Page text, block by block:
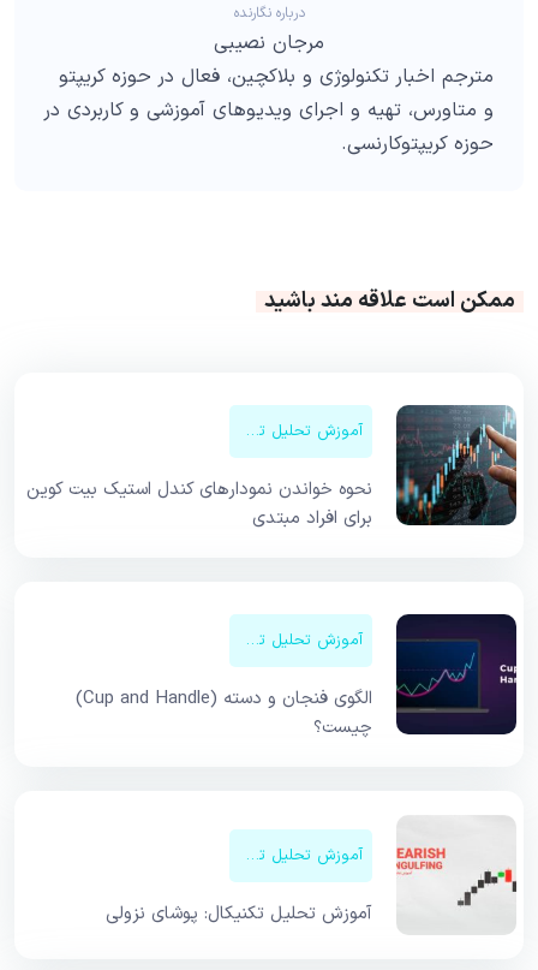
درباره نگارنده
مرجان نصیبی
مترجم اخبار تکنولوژی و بلاکچین، فعال در حوزه کریپتو
و متاورس، تهیه و اجرای ویدیوهای آموزشی و کاربردی در
حوزه کریپتوکارنسی.
ممکن است علاقه مند باشید
آموزش تحلیل تکنیکال
نحوه خواندن نمودارهای کندل استیک بیت کوین
برای افراد مبتدی
آموزش تحلیل تکنیکال
الگوی فنجان و دسته (Cup and Handle)
چیست؟
آموزش تحلیل تکنیکال
آموزش تحلیل تکنیکال: پوشای نزولی